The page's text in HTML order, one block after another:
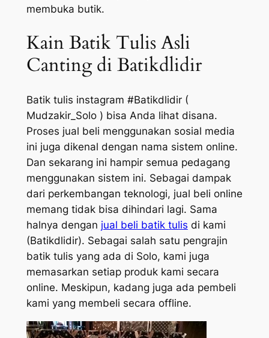
membuka butik.
Kain Batik Tulis Asli
Canting di Batikdlidir
Batik tulis instagram #Batikdlidir (
Mudzakir_Solo ) bisa Anda lihat disana.
Proses jual beli menggunakan sosial media
ini juga dikenal dengan nama sistem online.
Dan sekarang ini hampir semua pedagang
menggunakan sistem ini. Sebagai dampak
dari perkembangan teknologi, jual beli online
memang tidak bisa dihindari lagi. Sama
halnya dengan jual beli batik tulis di kami
(Batikdlidir). Sebagai salah satu pengrajin
batik tulis yang ada di Solo, kami juga
memasarkan setiap produk kami secara
online. Meskipun, kadang juga ada pembeli
kami yang membeli secara offline.